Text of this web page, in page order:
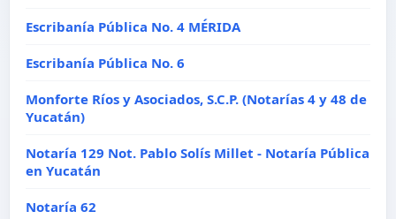
Escribanía Pública No. 4 MÉRIDA
Escribanía Pública No. 6
Monforte Ríos y Asociados, S.C.P. (Notarías 4 y 48 de
Yucatán)
Notaría 129 Not. Pablo Solís Millet - Notaría Pública
en Yucatán
Notaría 62